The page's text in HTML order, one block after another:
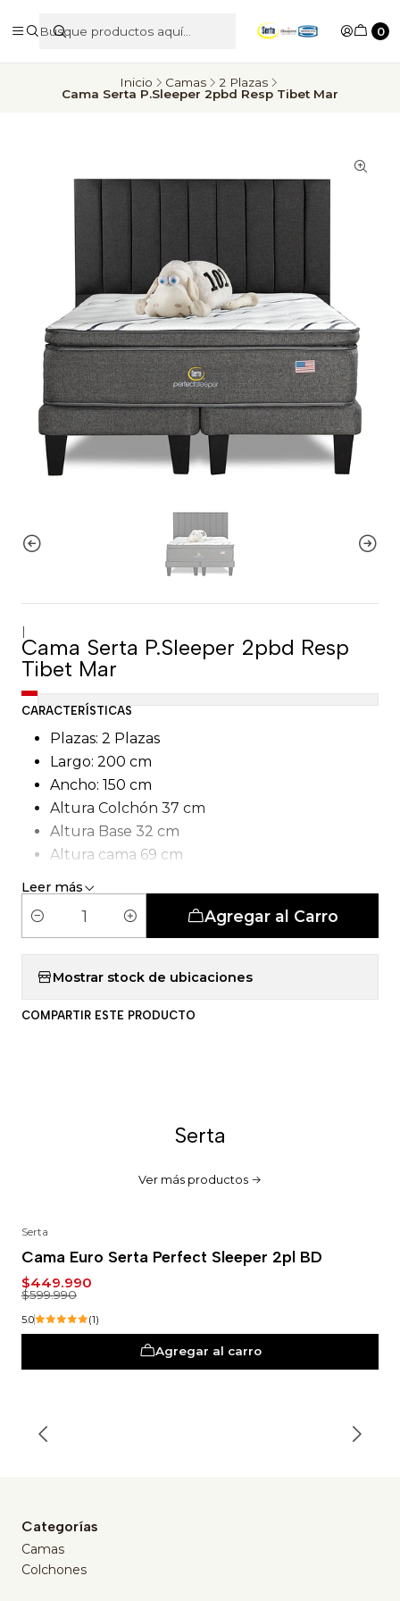
0
Inicio Camas
2 Plazas
Cama Serta P.Sleeper 2pbd Resp Tibet Mar
|
Cama Serta P.Sleeper 2pbd Resp
Tibet Mar
CARACTERÍSTICAS
Plazas: 2 Plazas
Largo: 200 cm
Ancho: 150 cm
Altura Colchón 37 cm
Altura Base 32 cm
Altura cama 69 cm
Tipo de Carcasa: Pocket smartcomfort
Leer más
t
i
Agregar al Carro
Mostrar stock de ubicaciones
COMPARTIR ESTE PRODUCTO
Serta
Ver más productos
Serta
Cama Euro Serta Perfect Sleeper 2pl BD
$449.990
$599.990
5.0 (1)
Agregar al carro
Categorías
Camas
Colchones